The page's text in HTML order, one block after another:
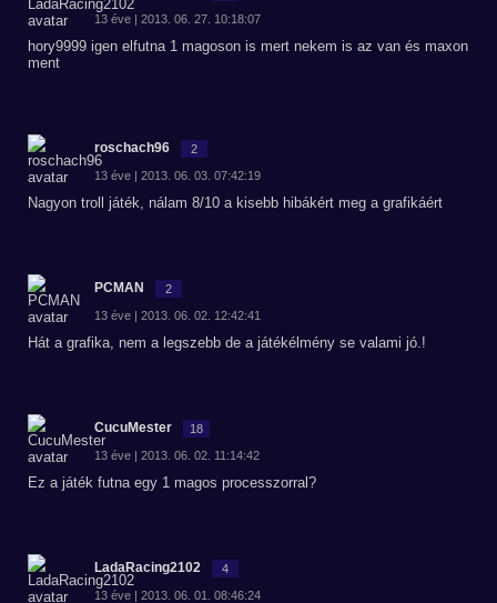
13 éve | 2013. 06. 27. 10:18:07
hory9999 igen elfutna 1 magoson is mert nekem is az van és maxon
ment
roschach96 2
13 éve | 2013. 06. 03. 07:42:19
Nagyon troll játék, nálam 8/10 a kisebb hibákért meg a grafikáért
PCMAN 2
13 éve | 2013. 06. 02. 12:42:41
Hát a grafika, nem a legszebb de a játékélmény se valami jó.!
CucuMester 18
13 éve | 2013. 06. 02. 11:14:42
Ez a játék futna egy 1 magos processzorral?
LadaRacing2102 4
13 éve | 2013. 06. 01. 08:46:24